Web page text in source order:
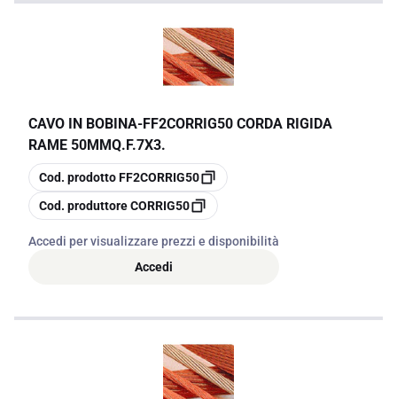
CAVO IN BOBINA-FF2CORRIG50 CORDA RIGIDA
RAME 50MMQ.F.7X3.
copia
Cod. prodottoFF2CORRIG50
copia
Cod. produttoreCORRIG50
Accedi per visualizzare prezzi e disponibilità
Accedi